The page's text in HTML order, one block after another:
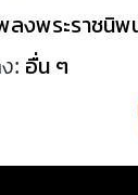
ลงพระราชนิพ
: อื่น ๆ